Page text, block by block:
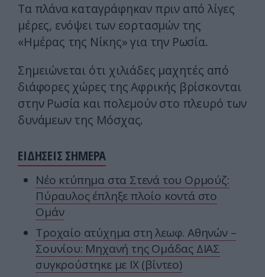
Τα πλάνα καταγράφηκαν πριν από λίγες
μέρες, ενόψει των εορτασμών της
«Ημέρας της Νίκης» για την Ρωσία.
Σημειώνεται ότι χιλιάδες μαχητές από
διάφορες χώρες της Αφρικής βρίσκονται
στην Ρωσία και πολεμούν στο πλευρό των
δυνάμεων της Μόσχας.
ΕΙΔΗΣΕΙΣ ΣΗΜΕΡΑ
Νέο κτύπημα στα Στενά του Ορμούζ:
Πύραυλος έπληξε πλοίο κοντά στο
Ομάν
Τροχαίο ατύχημα στη λεωφ. Αθηνών –
Σουνίου: Μηχανή της Ομάδας ΔΙΑΣ
συγκρούστηκε με ΙΧ (βίντεο)